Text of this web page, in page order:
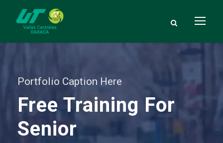
Portfolio Caption Here
Free Training For
Senior